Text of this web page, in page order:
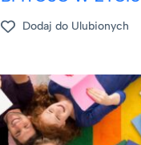
Dodaj do Ulubionych